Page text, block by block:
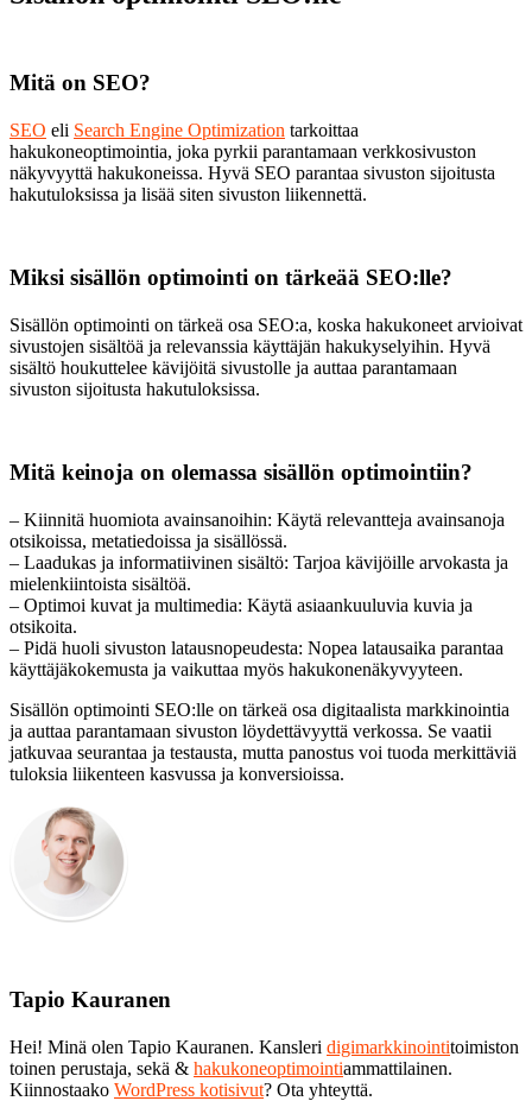
Mitä on SEO?
SEO eli Search Engine Optimization tarkoittaa
hakukoneoptimointia, joka pyrkii parantamaan verkkosivuston
näkyvyyttä hakukoneissa. Hyvä SEO parantaa sivuston sijoitusta
hakutuloksissa ja lisää siten sivuston liikennettä.
Miksi sisällön optimointi on tärkeää SEO:lle?
Sisällön optimointi on tärkeä osa SEO:a, koska hakukoneet arvioivat
sivustojen sisältöä ja relevanssia käyttäjän hakukyselyihin. Hyvä
sisältö houkuttelee kävijöitä sivustolle ja auttaa parantamaan
sivuston sijoitusta hakutuloksissa.
Mitä keinoja on olemassa sisällön optimointiin?
– Kiinnitä huomiota avainsanoihin: Käytä relevantteja avainsanoja
otsikoissa, metatiedoissa ja sisällössä.
– Laadukas ja informatiivinen sisältö: Tarjoa kävijöille arvokasta ja
mielenkiintoista sisältöä.
– Optimoi kuvat ja multimedia: Käytä asiaankuuluvia kuvia ja
otsikoita.
– Pidä huoli sivuston latausnopeudesta: Nopea latausaika parantaa
käyttäjäkokemusta ja vaikuttaa myös hakukonenäkyvyyteen.
Sisällön optimointi SEO:lle on tärkeä osa digitaalista markkinointia
ja auttaa parantamaan sivuston löydettävyyttä verkossa. Se vaatii
jatkuvaa seurantaa ja testausta, mutta panostus voi tuoda merkittäviä
tuloksia liikenteen kasvussa ja konversioissa.
Tapio Kauranen
Hei! Minä olen Tapio Kauranen. Kansleri digimarkkinointitoimiston
toinen perustaja, sekä & hakukoneoptimointiammattilainen.
Kiinnostaako WordPress kotisivut? Ota yhteyttä.